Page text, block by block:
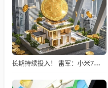
长期持续投入！ 雷军：小米7篇论文入选国际顶级会议AAAI